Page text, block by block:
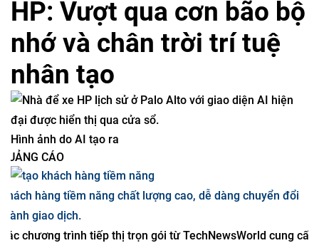
HP: Vượt qua cơn bão bộ
nhớ và chân trời trí tuệ
nhân tạo
Hình ảnh do AI tạo ra
QUẢNG CÁO
Khách hàng tiềm năng chất lượng cao, dễ dàng chuyển đổi
thành giao dịch.
Các chương trình tiếp thị trọn gói từ TechNewsWorld cung cấp